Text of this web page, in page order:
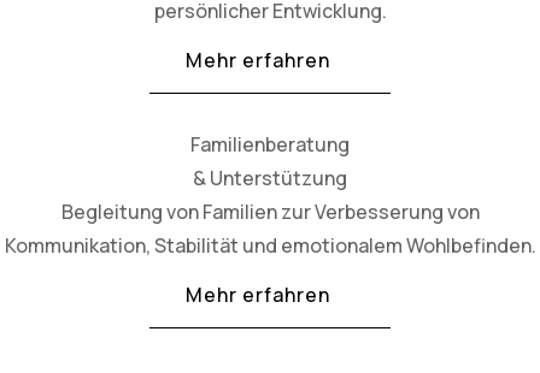
persönlicher Entwicklung.
Mehr erfahren
Familienberatung
& Unterstützung
Begleitung von Familien zur Verbesserung von
Kommunikation, Stabilität und emotionalem Wohlbefinden.
Mehr erfahren